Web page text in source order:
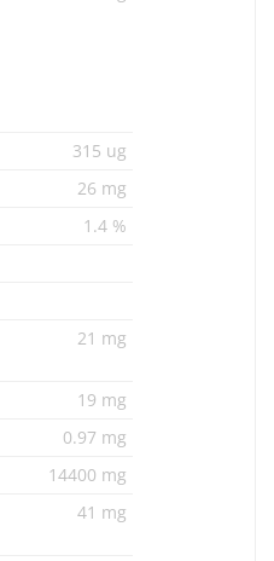
315 ug
26 mg
1.4 %
21 mg
19 mg
0.97 mg
14400 mg
41 mg